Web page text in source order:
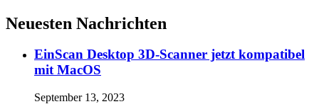
Neuesten Nachrichten
EinScan Desktop 3D-Scanner jetzt kompatibel
mit MacOS
September 13, 2023